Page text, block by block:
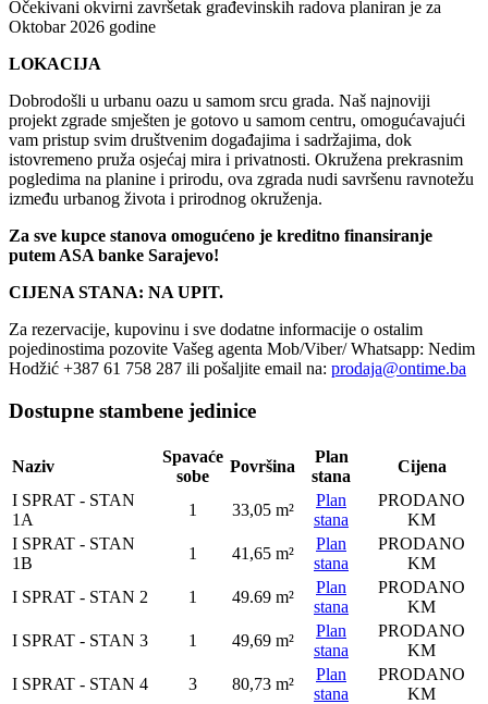
Očekivani okvirni završetak građevinskih radova planiran je za
Oktobar 2026 godine
LOKACIJA
Dobrodošli u urbanu oazu u samom srcu grada. Naš najnoviji
projekt zgrade smješten je gotovo u samom centru, omogućavajući
vam pristup svim društvenim događajima i sadržajima, dok
istovremeno pruža osjećaj mira i privatnosti. Okružena prekrasnim
pogledima na planine i prirodu, ova zgrada nudi savršenu ravnotežu
između urbanog života i prirodnog okruženja.
Za sve kupce stanova omogućeno je kreditno finansiranje
putem ASA banke Sarajevo!
CIJENA STANA: NA UPIT.
Za rezervacije, kupovinu i sve dodatne informacije o ostalim
pojedinostima pozovite Vašeg agenta Mob/Viber/ Whatsapp: Nedim
Hodžić +387 61 758 287 ili pošaljite email na: prodaja@ontime.ba
Dostupne stambene jedinice
Naziv
Spavaće
sobe
Površina
Plan
stana
Cijena
I SPRAT - STAN
1A
1 33,05 m²
Plan
stana
PRODANO
KM
I SPRAT - STAN
1B
1 41,65 m²
Plan
stana
PRODANO
KM
I SPRAT - STAN 2
1 49.69 m²
Plan
stana
PRODANO
KM
I SPRAT - STAN 3
1 49,69 m²
Plan
stana
PRODANO
KM
I SPRAT - STAN 4
3 80,73 m²
Plan
stana
PRODANO
KM